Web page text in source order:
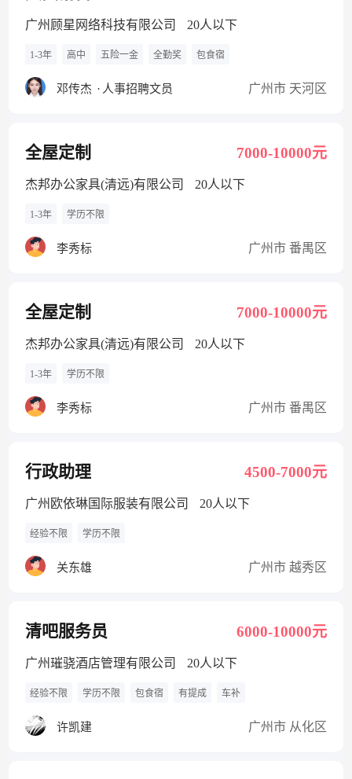
广州顾星网络科技有限公司 20人以下
1-3年 高中 五险一金 全勤奖 包食宿
邓传杰 · 人事招聘文员 广州市 天河区
全屋定制 7000-10000元
杰邦办公家具(清远)有限公司 20人以下
1-3年 学历不限
李秀标 广州市 番禺区
全屋定制 7000-10000元
杰邦办公家具(清远)有限公司 20人以下
1-3年 学历不限
李秀标 广州市 番禺区
行政助理 4500-7000元
广州欧依琳国际服装有限公司 20人以下
经验不限 学历不限
关东雄 广州市 越秀区
清吧服务员 6000-10000元
广州璀骁酒店管理有限公司 20人以下
经验不限 学历不限 包食宿 有提成 车补
许凯建 广州市 从化区